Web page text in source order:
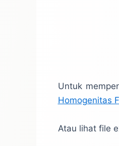
Untuk
Homogenitas
Atau lihat file